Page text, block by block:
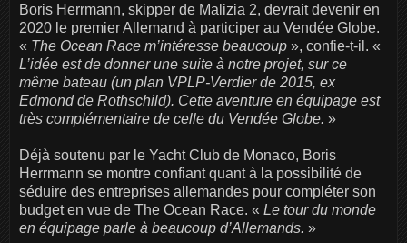
Boris Herrmann, skipper de Malizia 2, devrait devenir en
2020 le premier Allemand à participer au Vendée Globe.
« The Ocean Race m’intéresse beaucoup », confie-t-il. «
L’idée est de donner une suite à notre projet, sur ce
même bateau (un plan VPLP-Verdier de 2015, ex
Edmond de Rothschild). Cette aventure en équipage est
très complémentaire de celle du Vendée Globe. »
Déjà soutenu par le Yacht Club de Monaco, Boris
Herrmann se montre confiant quant à la possibilité de
séduire des entreprises allemandes pour compléter son
budget en vue de The Ocean Race. « Le tour du monde
en équipage parle à beaucoup d’Allemands. »